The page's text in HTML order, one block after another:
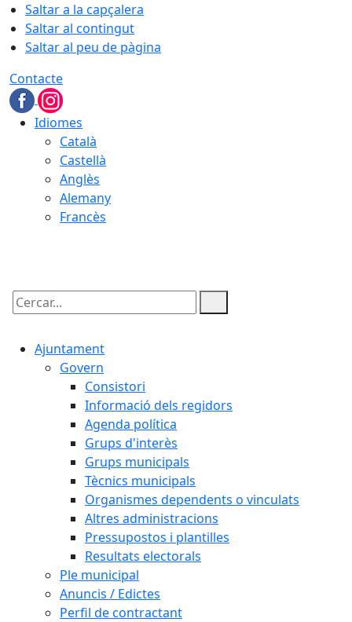
Saltar a la capçalera
Saltar al contingut
Saltar al peu de pàgina
Contacte
Idiomes
Català
Castellà
Anglès
Alemany
Francès
Cercar:
Ajuntament
Govern
Consistori
Informació dels regidors
Agenda política
Grups d'interès
Grups municipals
Tècnics municipals
Organismes dependents o vinculats
Altres administracions
Pressupostos i plantilles
Resultats electorals
Ple municipal
Anuncis / Edictes
Perfil de contractant